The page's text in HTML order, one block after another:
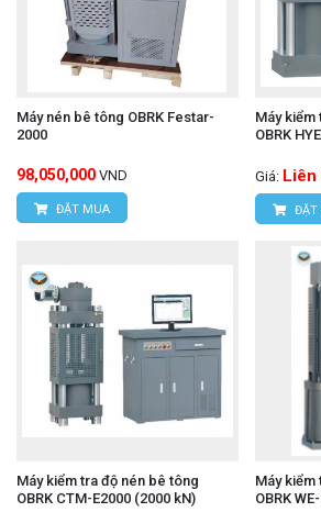
Máy nén bê tông OBRK Festar-
2000
98,050,000 VND
ĐẶT MUA
Máy kiểm tra độ nén
OBRK
Giá: Liên
ĐẶT
Máy kiểm tra độ nén bê tông
OBRK CTM-E2000 (2000 kN)
Máy kiểm tra độ nén
OBRK